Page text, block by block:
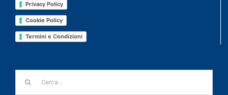
Privacy Policy
Cookie Policy
Termini e Condizioni
Cerca